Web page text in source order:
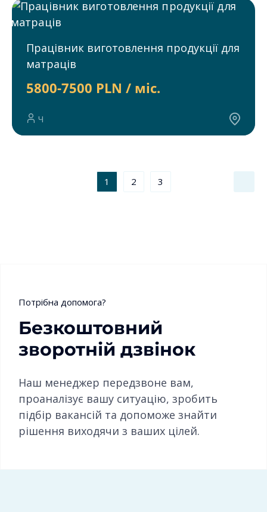
Працівник виготовлення продукції для
матраців
5800-7500 PLN / міс.
Ч
1 2 3
Потрібна допомога?
Безкоштовний
зворотній дзвінок
Наш менеджер передзвоне вам,
проаналізує вашу ситуацію, зробить
підбір вакансій та допоможе знайти
рішення виходячи з ваших цілей.